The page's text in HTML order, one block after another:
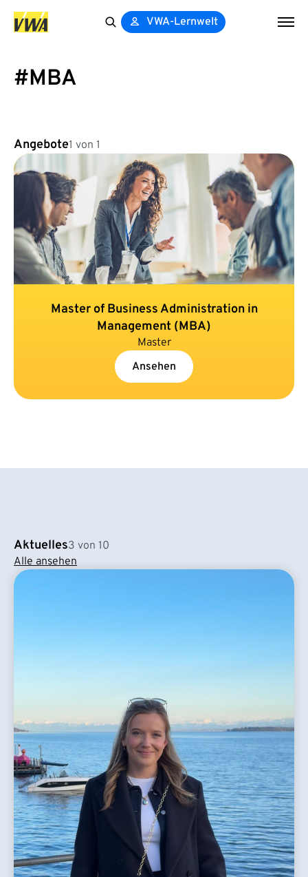
VWA-Lernwelt
#MBA
Angebote1 von 1
Master of Business Administration in
Management (MBA)
Master
Ansehen
Aktuelles3 von 10
Alle ansehen